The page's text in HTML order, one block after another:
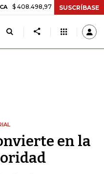
+$ 8.753,81 +2,19%
SUSCRÍBASE
en la